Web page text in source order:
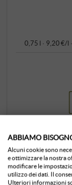
0,75 l · 9,20 €/l ·
ABBIAMO
Alcuni cookie sono
e ottimizzare la nostra
modificare le
utilizzo dei dati. Il
Ulteriori informazioni